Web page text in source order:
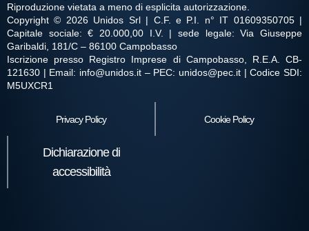
Riproduzione vietata a meno di esplicita autorizzazione.
Copyright © 2026 Unidos Srl | C.F. e P.I. n° IT 01609350705 |
Capitale sociale: € 20.000,00 I.V. | sede legale: Via Giuseppe
Garibaldi, 181/C – 86100 Campobasso
Iscrizione presso Registro Imprese di Campobasso, R.E.A. CB-
121630 | Email: info@unidos.it – PEC: unidos@pec.it | Codice SDI:
M5UXCR1
Privacy Policy Cookie Policy
Dichiarazione di
accessibilità